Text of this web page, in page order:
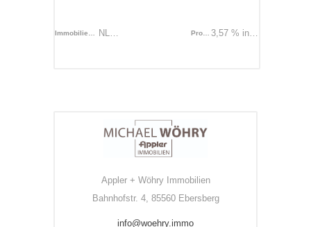
NL149 3,57 % inkl. MwSt.
Appler + Wöhry Immobilien
Bahnhofstr. 4, 85560 Ebersberg
info@woehry.immo